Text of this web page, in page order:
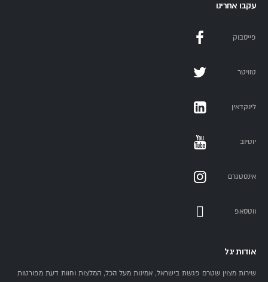
עקבו אחרינו
פייסבוק
טוויטר
לינקדאין
יוטיוב
אינסטגרם
ווטסאפ
אודות יגל
שירות מצוין שטרם פגשת בישראל, אמינות מעל הכל, המלצות וחוות דעת מפורטות